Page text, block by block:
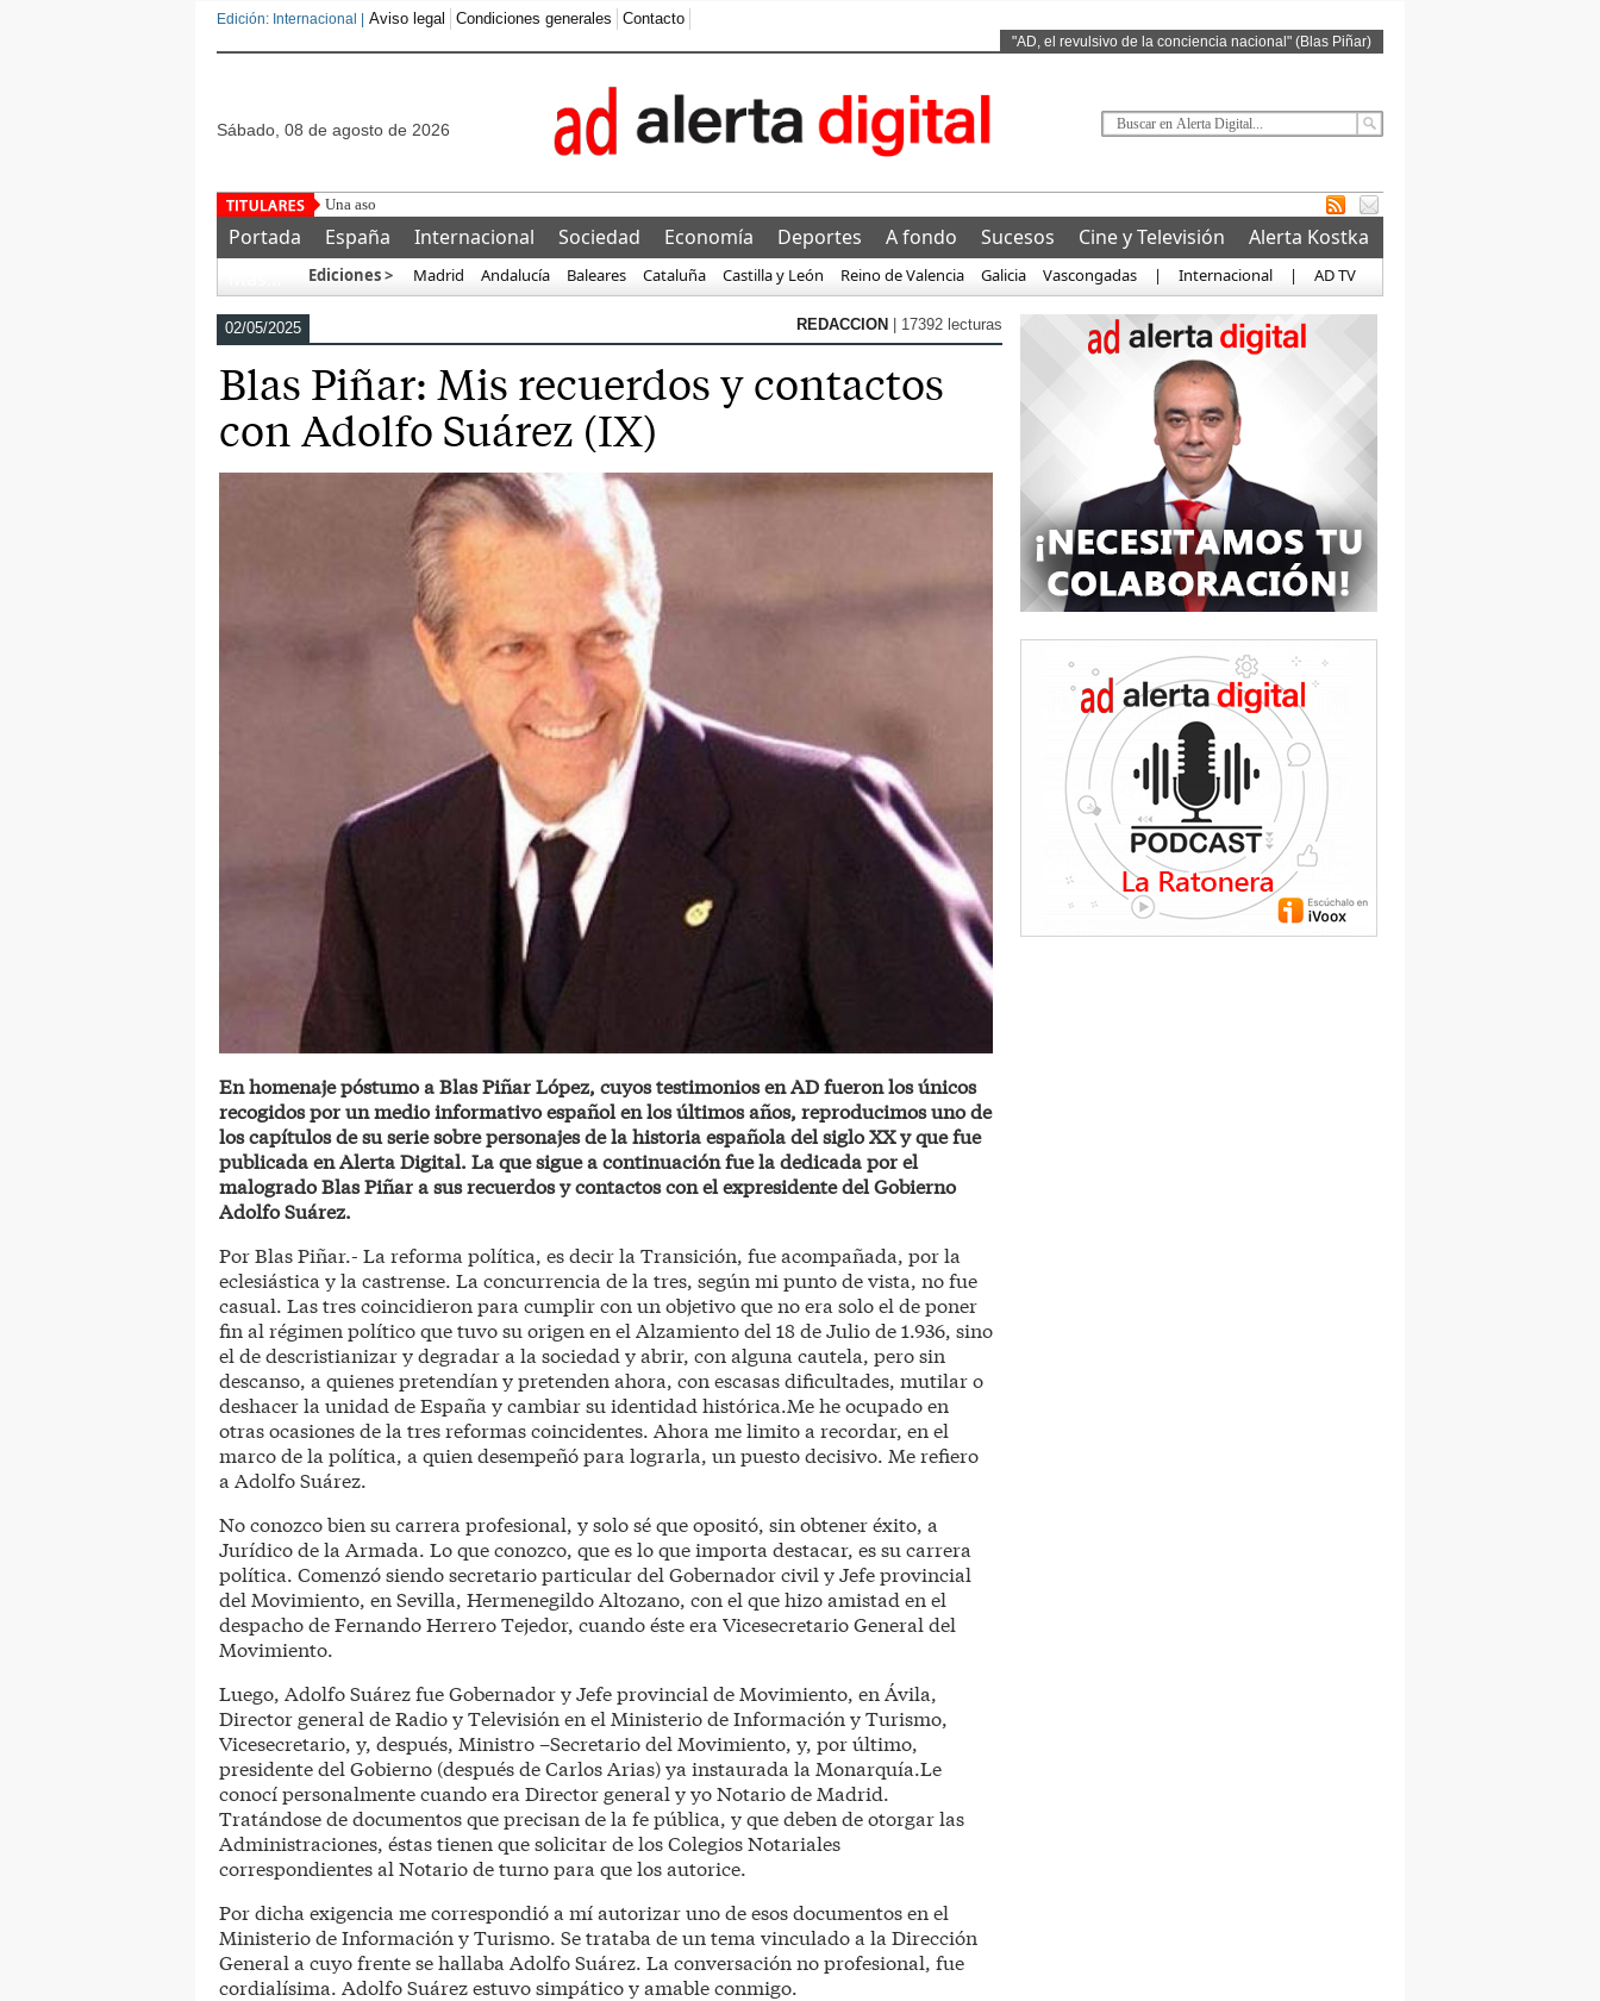
Edición: Internacional | Aviso legal Condiciones generales Contacto
"AD, el revulsivo de la conciencia nacional" (Blas Piñar)
sábado, 08 de agosto de 2026
Una asociación militar exige adelantarse ant
Portada España Internacional Sociedad Economía Deportes A fondo Sucesos Cine y Televisión
Alerta Kostka
Ediciones > Madrid Andalucía Baleares Cataluña Castilla y León Reino de Valencia Galicia Vascongadas | Internacional | AD TV
02/05/2025 REDACCION | 17392 lecturas
Blas Piñar: Mis recuerdos y contactos
con Adolfo Suárez (IX)
En homenaje póstumo a Blas Piñar López, cuyos testimonios en AD fueron los únicos
recogidos por un medio informativo español en los últimos años, reproducimos uno de
los capítulos de su serie sobre personajes de la historia española del siglo XX y que fue
publicada en Alerta Digital. La que sigue a continuación fue la dedicada por el
malogrado Blas Piñar a sus recuerdos y contactos con el expresidente del Gobierno
Adolfo Suárez.
Por Blas Piñar.- La reforma política, es decir la Transición, fue acompañada, por la
eclesiástica y la castrense. La concurrencia de la tres, según mi punto de vista, no fue
casual. Las tres coincidieron para cumplir con un objetivo que no era solo el de poner
fin al régimen político que tuvo su origen en el Alzamiento del 18 de Julio de 1.936, sino
el de descristianizar y degradar a la sociedad y abrir, con alguna cautela, pero sin
descanso, a quienes pretendían y pretenden ahora, con escasas dificultades, mutilar o
deshacer la unidad de España y cambiar su identidad histórica.Me he ocupado en
otras ocasiones de la tres reformas coincidentes. Ahora me limito a recordar, en el
marco de la política, a quien desempeñó para lograrla, un puesto decisivo. Me refiero
a Adolfo Suárez.
No conozco bien su carrera profesional, y solo sé que opositó, sin obtener éxito, a
Jurídico de la Armada. Lo que conozco, que es lo que importa destacar, es su carrera
política. Comenzó siendo secretario particular del Gobernador civil y Jefe provincial
del Movimiento, en Sevilla, Hermenegildo Altozano, con el que hizo amistad en el
despacho de Fernando Herrero Tejedor, cuando éste era Vicesecretario General del
Movimiento.
Luego, Adolfo Suárez fue Gobernador y Jefe provincial de Movimiento, en Ávila,
Director general de Radio y Televisión en el Ministerio de Información y Turismo,
Vicesecretario, y, después, Ministro –Secretario del Movimiento, y, por último,
presidente del Gobierno (después de Carlos Arias) ya instaurada la Monarquía.Le
conocí personalmente cuando era Director general y yo Notario de Madrid.
Tratándose de documentos que precisan de la fe pública, y que deben de otorgar las
Administraciones, éstas tienen que solicitar de los Colegios Notariales
correspondientes al Notario de turno para que los autorice.
Por dicha exigencia me correspondió a mí autorizar uno de esos documentos en el
Ministerio de Información y Turismo. Se trataba de un tema vinculado a la Dirección
General a cuyo frente se hallaba Adolfo Suárez. La conversación no profesional, fue
cordialísima. Adolfo Suárez estuvo simpático y amable conmigo.